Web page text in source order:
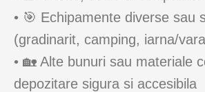
• 🎯 Echipamente diverse sau
(gradinarit, camping, iarna/
• 🏡 Alte bunuri sau materiale
depozitare sigura si accesibila